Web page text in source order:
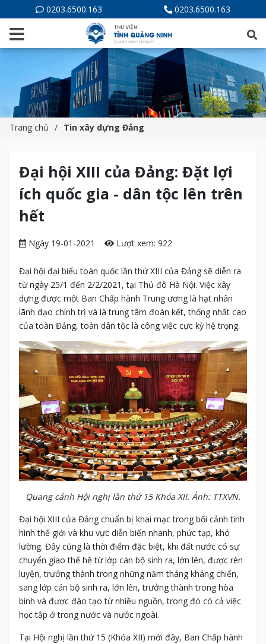
0203.6500.163 0203.6500.163
Trang chủ Tin xây dựng Đảng
Đại hội XIII của Đảng: Đặt lợi
ích quốc gia - dân tộc lên trên
hết
Ngày 19-01-2021 Lượt xem: 922
Đại hội đại biểu toàn quốc lần thứ XIII của Đảng sẽ diễn ra
từ ngày 25/1 đến 2/2/2021, tại Thủ đô Hà Nội. Việc xây
dựng được một Ban Chấp hành Trung ương là hạt nhân
lãnh đạo chính trị và là trung tâm đoàn kết, thống nhất cao
của toàn Đảng, toàn dân tộc là công việc cực kỳ hệ trọng.
Quang cảnh Hội nghị lần thứ 15 Khóa XII. Ảnh: TTXVN.
Đại hội XIII của Đảng chuẩn bị khai mạc trong bối cảnh tình
hình thế giới và khu vực diễn biến nhanh, phức tạp, khó
lường. Đây cũng là thời điểm đặc biệt, khi đất nước có sự
chuyển giao thế hệ từ lớp cán bộ sinh ra, lớn lên, được rèn
luyện, trưởng thành trong những năm tháng kháng chiến,
sang lớp cán bộ sinh ra, lớn lên, trưởng thành trong hòa
bình và được đào tạo từ nhiều nguồn, trong đó có cả việc
học tập ở trong nước và nước ngoài.
Tại Hội nghị lần thứ 15 (Khóa XII) mới đây, Ban Chấp hành